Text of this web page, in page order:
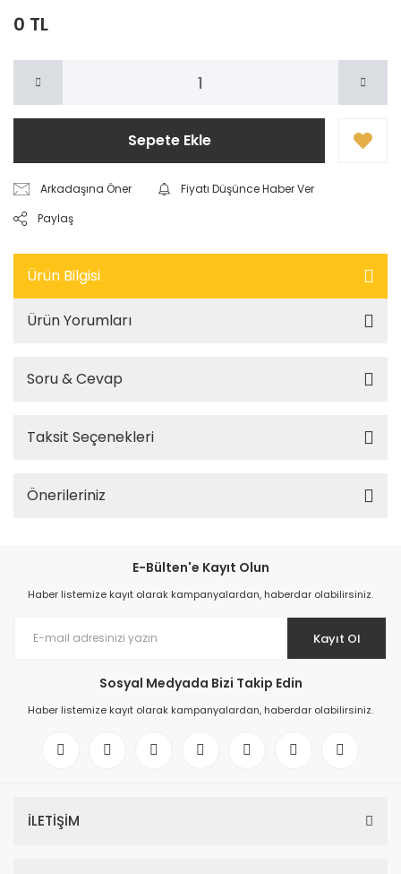
0 TL
Sepete Ekle
Arkadaşına Öner
Fiyatı Düşünce Haber Ver
Paylaş
Ürün Bilgisi
Ürün Yorumları
Soru & Cevap
Taksit Seçenekleri
Önerileriniz
E-Bülten'e Kayıt Olun
Haber listemize kayıt olarak kampanyalardan, haberdar olabilirsiniz.
Kayıt Ol
Sosyal Medyada Bizi Takip Edin
Haber listemize kayıt olarak kampanyalardan, haberdar olabilirsiniz.
İLETİŞİM